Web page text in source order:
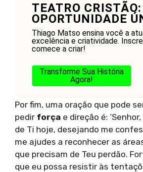
TEATRO CRISTÃO:
OPORTUNIDADE
Thiago Matso ensina você a
excelência e criatividade.
comece a criar!
Transforme Sua História
Agora!
Por fim, uma oração que pode
pedir força e direção é:
de Ti hoje, desejando me
me ajudes a reconhecer as
que precisam de Teu perdão.
que eu possa resistir às